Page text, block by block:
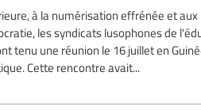
à la numérisation effrénée et
les syndicats lusophones de
tenu une réunion le 16 juillet en
Cette rencontre avait...